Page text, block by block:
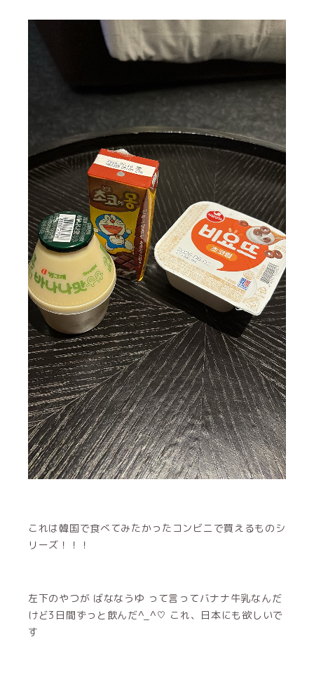
これは韓国で食べてみたかったコンビニで買えるものシ
リーズ！！！
左下のやつが ばななうゆ って言ってバナナ牛乳なんだ
けど3日間ずっと飲んだ^_^♡ これ、日本にも欲しいで
す